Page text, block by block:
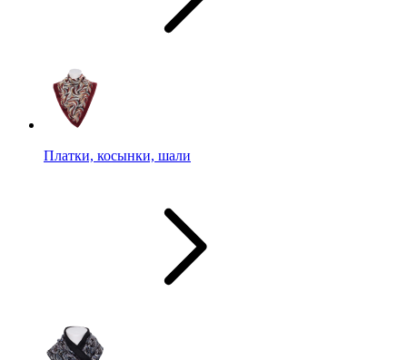
Платки, косынки, шали